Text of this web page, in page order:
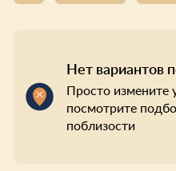
Нет вариантов
Просто измените
посмотрите
поблизости